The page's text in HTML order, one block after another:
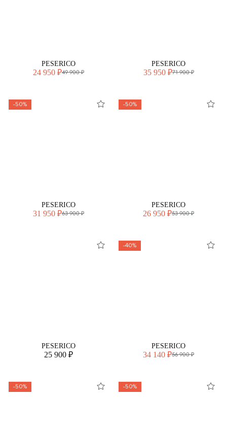
PESERICO
24 950 ₽49 900 ₽
PESERICO
35 950 ₽71 900 ₽
-50%
PESERICO
31 950 ₽63 900 ₽
-50%
PESERICO
26 950 ₽53 900 ₽
PESERICO
25 900 ₽
-40%
PESERICO
34 140 ₽56 900 ₽
-50% -50%